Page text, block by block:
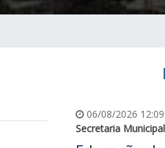
06/08/2026 12:09
Secretaria